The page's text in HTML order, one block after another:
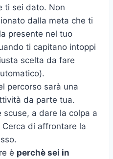
ti sei dato. Non
dalla meta che ti
presente nel tuo
ti capitano intoppi
scelta da fare
percorso sarà una
da parte tua.
a dare la colpa a
di affrontare la
è perchè sei in